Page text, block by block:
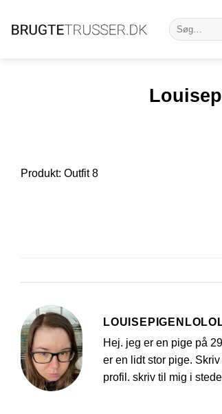
Søg
efter:
Produkt: Outfit 8
Hej. jeg er en pige på
er en lidt stor pige.
profil. skriv til mig i